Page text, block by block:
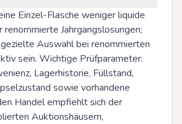
Einzel-Flasche weniger liquide
Jahrgangslosungen;
Auswahl bei renommierten
sein. Wichtige Prüfparameter:
Lagerhistorie, Füllstand,
sowie vorhandene
Handel empfiehlt sich der
Auktionshäusern,